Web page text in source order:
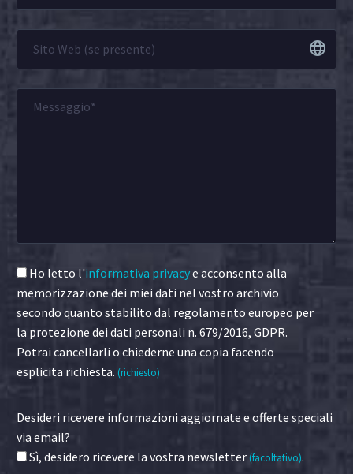
Ho letto l'informativa privacye acconsento alla
memorizzazione dei miei dati nel vostro archivio
secondo quanto stabilito dal regolamento europeo per
la protezione dei dati personali n. 679/2016, GDPR.
Potrai cancellarli o chiederne una copia facendo
esplicita richiesta. (richiesto)
Desideri ricevere informazioni aggiornate e offerte speciali
via email?
Sì, desidero ricevere la vostra newsletter(facoltativo).